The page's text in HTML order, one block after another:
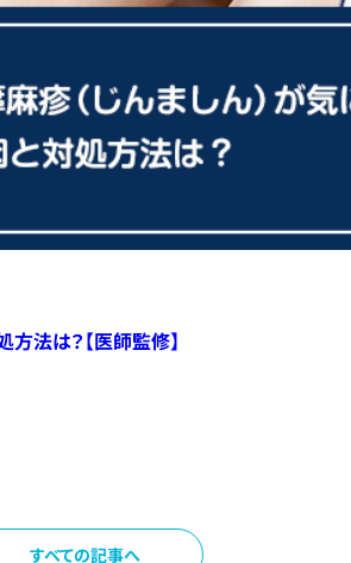
法は？【医師監修】
すべての記事へ